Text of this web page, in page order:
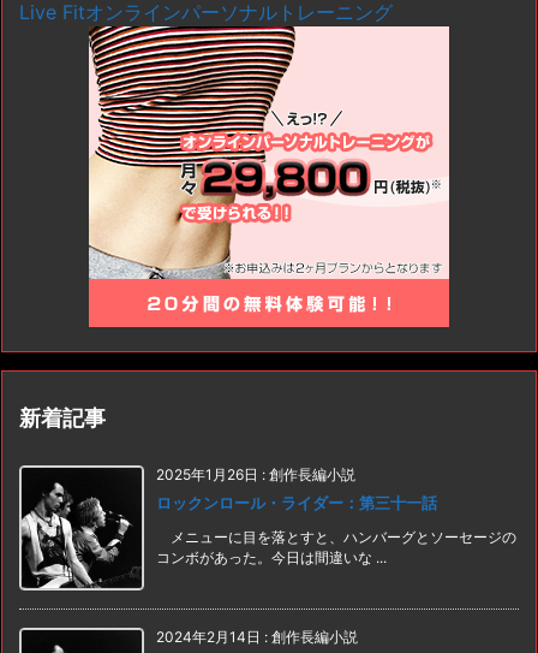
Live Fitオンラインパーソナルトレーニング
新着記事
2025年1月26日 : 創作長編小説
ロックンロール・ライダー：第三十一話
メニューに目を落とすと、ハンバーグとソーセージの
コンボがあった。今日は間違いな ...
2024年2月14日 : 創作長編小説